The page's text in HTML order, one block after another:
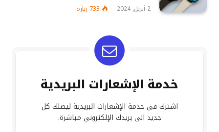
2 أبريل, 2024 733 زيارة
خدمة الإشعارات البريدية
اشترك في خدمة الإشعارات البريدية ليصلك كل
جديد الى بريدك الإلكتروني مباشرة.